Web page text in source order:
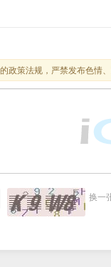
政策法规，严禁发布色情
换一